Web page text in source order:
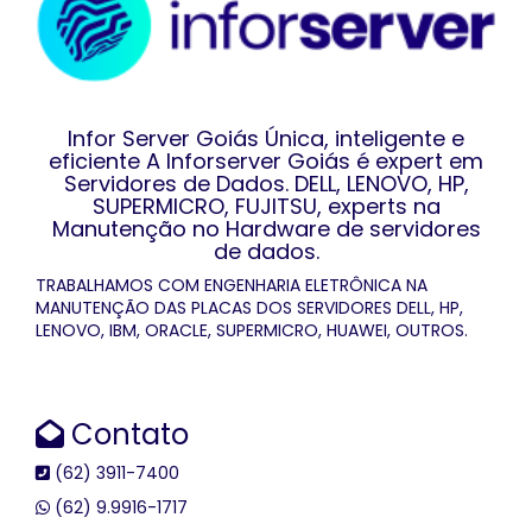
Infor Server Goiás Única, inteligente e
eficiente A Inforserver Goiás é expert em
Servidores de Dados. DELL, LENOVO, HP,
SUPERMICRO, FUJITSU, experts na
Manutenção no Hardware de servidores
de dados.
TRABALHAMOS COM ENGENHARIA ELETRÔNICA NA
MANUTENÇÃO DAS PLACAS DOS SERVIDORES DELL, HP,
LENOVO, IBM, ORACLE, SUPERMICRO, HUAWEI, OUTROS.
Contato
(62) 3911-7400
(62) 9.9916-1717